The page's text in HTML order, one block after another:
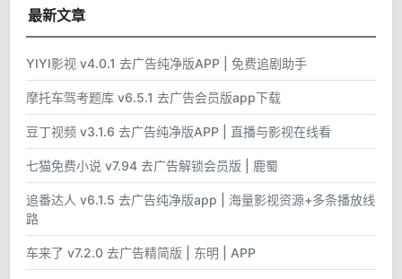
最新文章
YIYI影视 v4.0.1 去广告纯净版APP | 免费追剧助手
摩托车驾考题库 v6.5.1 去广告会员版app下载
豆丁视频 v3.1.6 去广告纯净版APP | 直播与影视在线看
七猫免费小说 v7.94 去广告解锁会员版 | 鹿蜀
追番达人 v6.1.5 去广告纯净版app | 海量影视资源+多条播放线
路
车来了 v7.2.0 去广告精简版 | 东明 | APP